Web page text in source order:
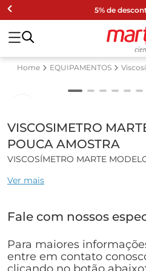
5% de
EQUIPAMENTOS
VISCOSIMETRO
POUCA AMOSTRA
VISCOSÍMETRO MARTE
dando resultados praticamente
Indicado essencialmente para
cosméticos, tintas, géis,
primas, medicamentos e
Ver mais
Fale com nossos
Para maiores
entre em contato